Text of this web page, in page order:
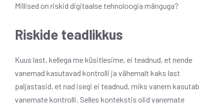
Millised on riskid digitaalse tehnoloogia mänguga?
Riskide teadlikkus
Kuus last, kellega me küsitlesime, ei teadnud, et nende
vanemad kasutavad kontrolli ja vähemalt kaks last
paljastasid, et nad isegi ei teadnud, miks vanem kasutab
vanemate kontrolli. Selles kontekstis olid vanemate